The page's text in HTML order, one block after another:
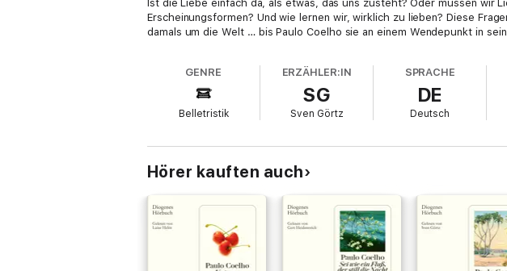
Ist die Liebe einfach da, als etwas, das uns zusteht? Oder müssen wir
Erscheinungsformen? Und wie lernen wir, wirklich zu lieben? Diese
damals um die Welt … bis Paulo Coelho sie an einem Wendepunkt in
GENRE
Belletristik
ERZÄHLER:IN
SG
Sven Görtz
SPRACHE
DE
Deutsch
Hörer kauften auch